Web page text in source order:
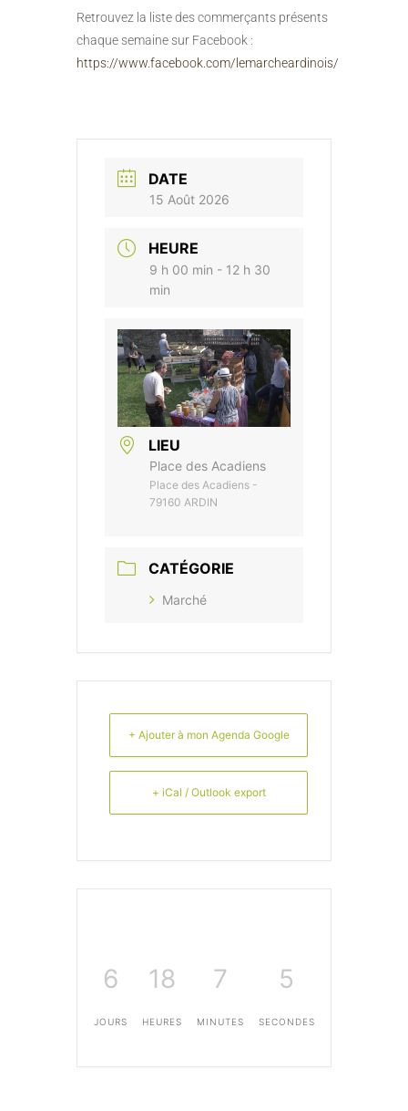
Retrouvez la liste des commerçants présents
chaque semaine sur Facebook :
https://www.facebook.com/lemarcheardinois/
DATE
15 Août 2026
HEURE
9 h 00 min - 12 h 30
min
LIEU
Place des Acadiens
Place des Acadiens -
79160 ARDIN
CATÉGORIE
Marché
+ Ajouter à mon Agenda Google
+ iCal / Outlook export
6
JOURS
18
HEURES
7
MINUTES
5
SECONDES